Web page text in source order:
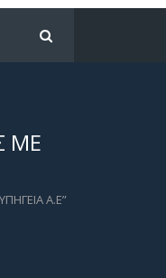
ΜΕ
Α.Ε”